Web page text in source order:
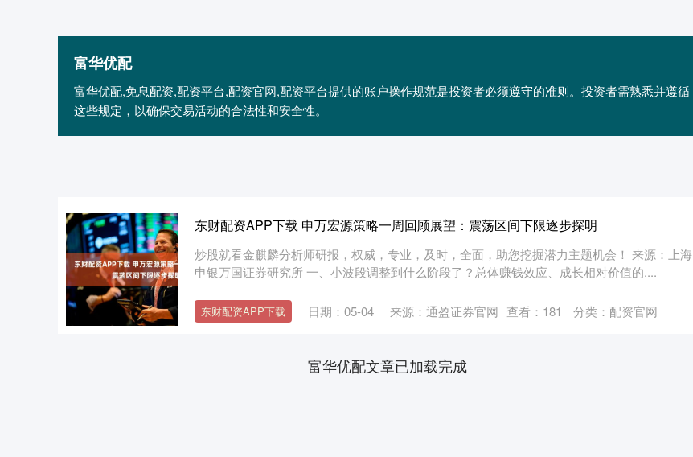
富华优配
富华优配,免息配资,配资平台,配资官网,配资平台提供的账户操作规范是投资者必须遵守的准则。投资者需熟悉并遵循
这些规定，以确保交易活动的合法性和安全性。
东财配资APP下载 申万宏源策略一周回顾展望：震荡区间下限逐步探明
炒股就看金麒麟分析师研报，权威，专业，及时，全面，助您挖掘潜力主题机会！ 来源：上海
申银万国证券研究所 一、小波段调整到什么阶段了？总体赚钱效应、成长相对价值的....
东财配资APP下载 日期：05-04 来源：通盈证券官网 查看： 181 分类： 配资官网
富华优配文章已加载完成